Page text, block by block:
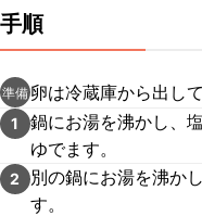
手順
準備 卵は冷蔵庫から出し
1
鍋にお湯を沸かし、
ゆでます。
2
別の鍋にお湯を沸か
す。